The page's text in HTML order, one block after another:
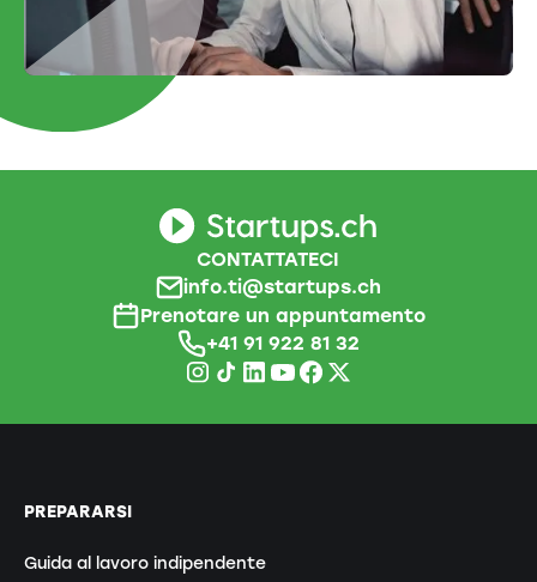
CONTATTATECI
info.ti@startups.ch
Prenotare un appuntamento
+41 91 922 81 32
PREPARARSI
Guida al lavoro indipendente